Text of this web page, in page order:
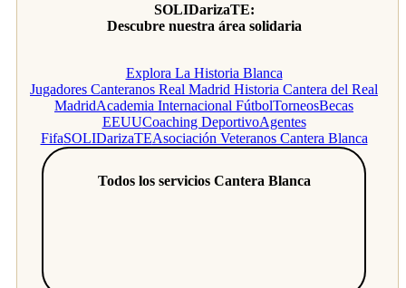
SOLIDarizaTE:
Descubre nuestra área solidaria
Explora La Historia Blanca
Jugadores Canteranos Real Madrid Historia Cantera del Real
MadridAcademia Internacional FútbolTorneosBecas
EEUUCoaching DeportivoAgentes
FifaSOLIDarizaTEAsociación Veteranos Cantera Blanca
Todos los servicios Cantera Blanca